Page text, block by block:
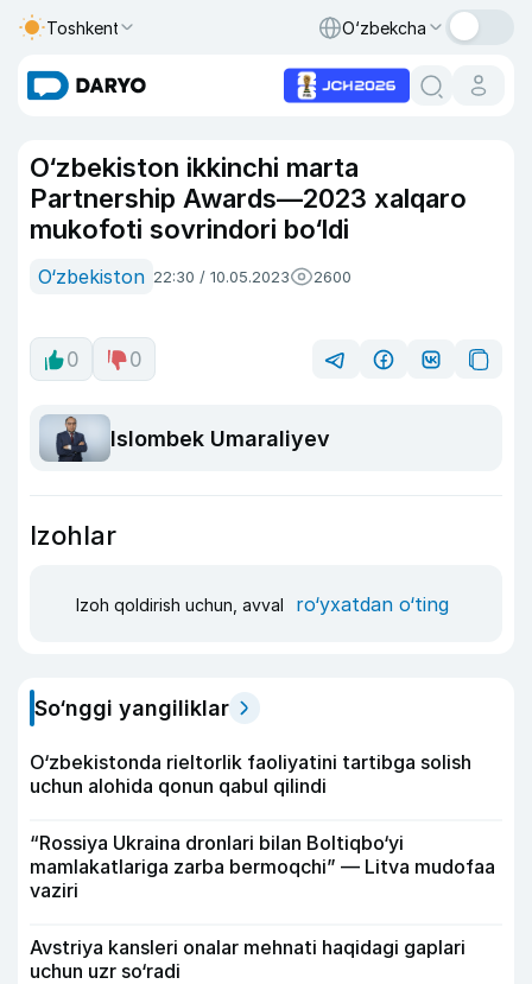
Toshkent O‘zbekcha
O‘zbekiston ikkinchi marta
Partnership Awards—2023 xalqaro
mukofoti sovrindori bo‘ldi
O‘zbekiston 22:30 / 10.05.2023 2600
0 0
Islombek Umaraliyev
Izohlar
Izoh qoldirish uchun, avval ro‘yxatdan o‘ting
So‘nggi yangiliklar
O‘zbekistonda rieltorlik faoliyatini tartibga solish
uchun alohida qonun qabul qilindi
“Rossiya Ukraina dronlari bilan Boltiqbo‘yi
mamlakatlariga zarba bermoqchi” — Litva mudofaa
vaziri
Avstriya kansleri onalar mehnati haqidagi gaplari
uchun uzr so‘radi